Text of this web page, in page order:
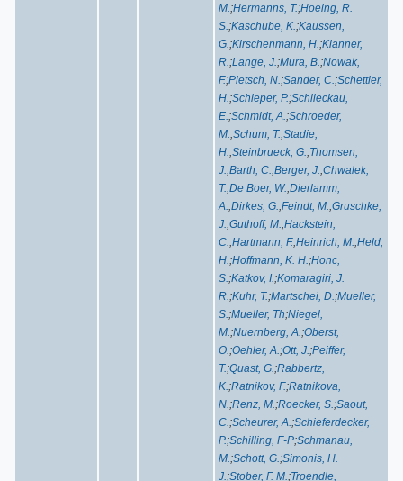
M.;Hermanns, T.;Hoeing, R.
S.;Kaschube, K.;Kaussen,
G.;Kirschenmann, H.;Klanner,
R.;Lange, J.;Mura, B.;Nowak,
F.;Pietsch, N.;Sander, C.;Schettler,
H.;Schleper, P.;Schlieckau,
E.;Schmidt, A.;Schroeder,
M.;Schum, T.;Stadie,
H.;Steinbrueck, G.;Thomsen,
J.;Barth, C.;Berger, J.;Chwalek,
T.;De Boer, W.;Dierlamm,
A.;Dirkes, G.;Feindt, M.;Gruschke,
J.;Guthoff, M.;Hackstein,
C.;Hartmann, F.;Heinrich, M.;Held,
H.;Hoffmann, K. H.;Honc,
S.;Katkov, I.;Komaragiri, J.
R.;Kuhr, T.;Martschei, D.;Mueller,
S.;Mueller, Th;Niegel,
M.;Nuernberg, A.;Oberst,
O.;Oehler, A.;Ott, J.;Peiffer,
T.;Quast, G.;Rabbertz,
K.;Ratnikov, F.;Ratnikova,
N.;Renz, M.;Roecker, S.;Saout,
C.;Scheurer, A.;Schieferdecker,
P.;Schilling, F-P;Schmanau,
M.;Schott, G.;Simonis, H.
J.;Stober, F. M.;Troendle,